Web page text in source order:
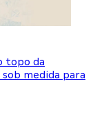
topo da
medida para